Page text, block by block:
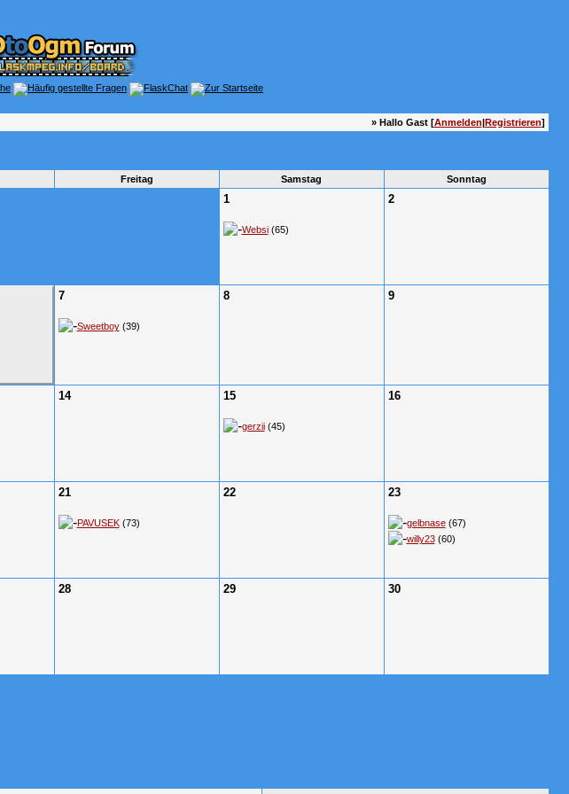
» Hallo Gast [Anmelden|Registrieren]
Freitag Samstag Sonntag
1
Websi(65)
2
7
Sweetboy(39)
8 9
14 15
gerzii(45)
16
21
PAVUSEK(73)
22 23
gelbnase(67)
willy23(60)
28 29 30